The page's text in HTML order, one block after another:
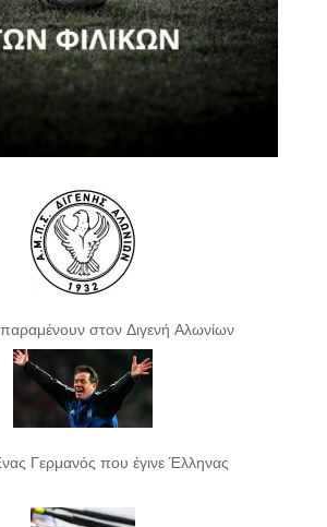
παραμένουν στον Διγενή Αλωνίων
Γερμανός που έγινε Έλληνας